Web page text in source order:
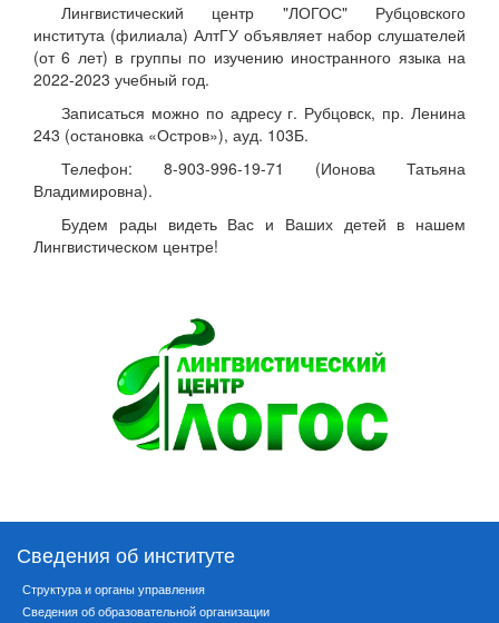
Лингвистический центр "ЛОГОС" Рубцовского
института (филиала) АлтГУ объявляет набор слушателей
(от 6 лет) в группы по изучению иностранного языка на
2022-2023 учебный год.
Записаться можно по адресу г. Рубцовск, пр. Ленина
243 (остановка «Остров»), ауд. 103Б.
Телефон: 8-903-996-19-71 (Ионова Татьяна
Владимировна).
Будем рады видеть Вас и Ваших детей в нашем
Лингвистическом центре!
Сведения об институте
Структура и органы управления
Сведения об образовательной организации